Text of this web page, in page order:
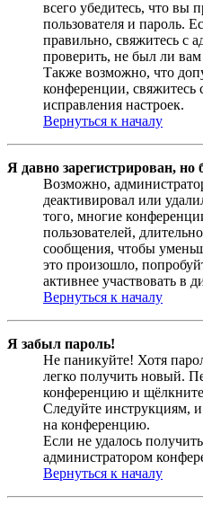
всего убедитесь, что вы
пользователя и пароль.
правильно, свяжитесь с
проверить, не был ли
Также возможно, что
конференции, свяжитесь
исправления настроек.
Вернуться к началу
Я давно зарегистрирован,
Возможно,
деактивировал или
того, многие
пользователей,
сообщения, чтобы
это произошло,
активнее участвовать в
Вернуться к началу
Я забыл пароль!
Не паникуйте! Хотя
легко получить новый.
конференцию и
Следуйте инструкциям,
на конференцию.
Если не удалось
администратором
Вернуться к началу